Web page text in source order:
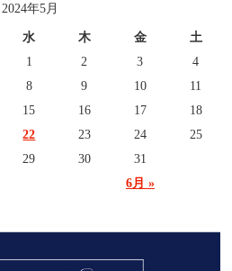
2024年5月
水 木 金 土
6月 »
1 2 3
4
8 9 10
11
15 16 17
18
22 23 24
25
29 30 31